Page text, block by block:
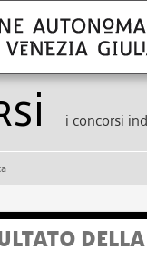
i concorsi